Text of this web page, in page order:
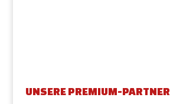
UNSERE PREMIUM-PARTNER